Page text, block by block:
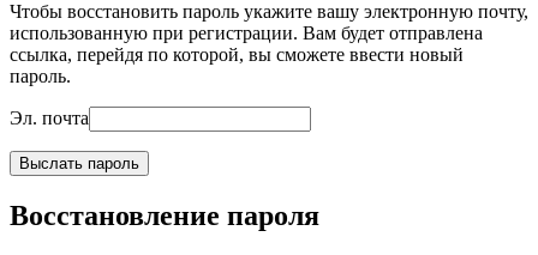
Чтобы восстановить пароль укажите вашу электронную почту,
использованную при регистрации. Вам будет отправлена
ссылка, перейдя по которой, вы сможете ввести новый
пароль.
Эл. почта
Выслать пароль
Восстановление пароля